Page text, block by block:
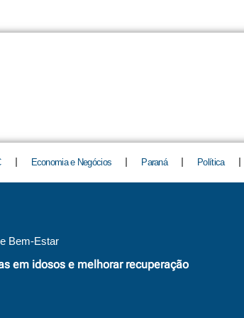
Economia e Negócios Paraná Política
Bem-Estar
em idosos e melhorar recuperação